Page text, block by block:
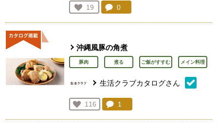
お気に入り登録：
19
人が登録
コメント：
0
沖縄風豚の角煮
豚肉 煮る ご飯がすすむ メイン料理
生活クラブカタログさん
お気に入り登録：
116
人が登録
コメント：
1